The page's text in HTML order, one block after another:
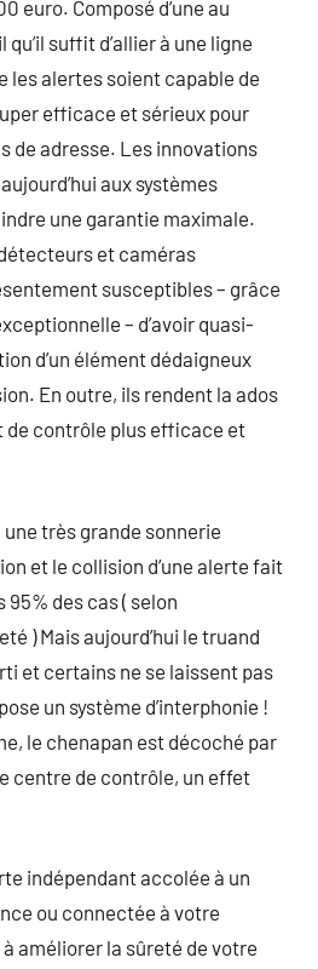
euro. Composé d’une au
suffit d’allier à une ligne
les alertes soient capable de
efficace et sérieux pour
de adresse. Les innovations
aux systèmes
une garantie maximale.
et caméras
susceptibles – grâce
– d’avoir quasi-
d’un élément dédaigneux
En outre, ils rendent la ados
de contrôle plus efficace et
très grande sonnerie
et le collision d’une alerte fait
des cas ( selon
) Mais aujourd’hui le truand
et certains ne se laissent pas
un système d’interphonie !
le chenapan est décoché par
centre de contrôle, un effet
indépendant accolée à un
ou connectée à votre
améliorer la sûreté de votre